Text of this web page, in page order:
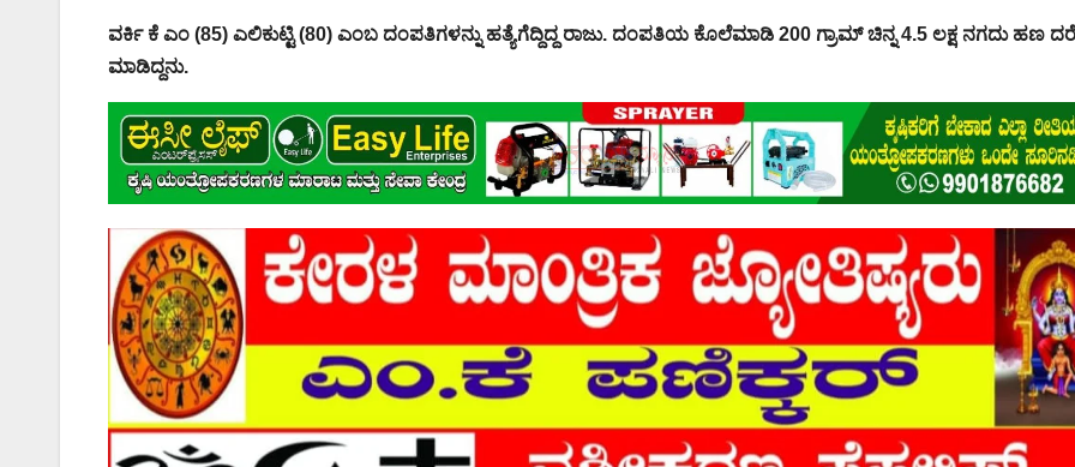
ವರ್ಕಿ ಕೆ ಎಂ (85) ಎಲಿಕುಟ್ಟಿ (80) ಎಂಬ ದಂಪತಿಗಳನ್ನು ಹತ್ಯೆಗೆದ್ದಿದ್ದ ರಾಜು. ದಂಪತಿಯ ಕೊಲೆಮಾಡಿ 200 ಗ್ರಾಮ್ ಚಿನ್ನ 4.5 ಲಕ್ಷ ನಗದು ಹಣ
ಮಾಡಿದ್ದನು.